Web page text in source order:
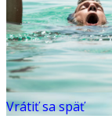
Vrátiť sa späť